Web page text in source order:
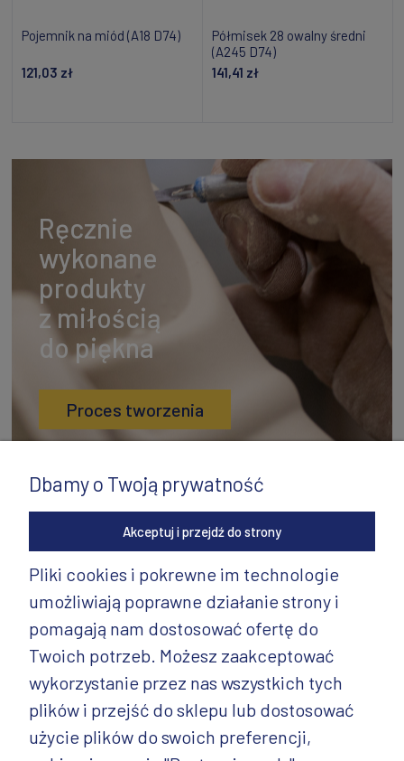
Pojemnik na miód (A18 D74)
121,03 zł
Półmisek 28 owalny średni
(A245 D74)
141,41 zł
Ręcznie
wykonane
produkty
z miłością
do piękna
Proces tworzenia
INFORMACJE
PRODUKTY CD.
POZOSTAŁE
Dbamy o Twoją prywatność
Akceptuj i przejdź do strony
Pliki cookies i pokrewne im technologie
umożliwiają poprawne działanie strony i
pomagają nam dostosować ofertę do
Twoich potrzeb. Możesz zaakceptować
wykorzystanie przez nas wszystkich tych
plików i przejść do sklepu lub dostosować
użycie plików do swoich preferencji,